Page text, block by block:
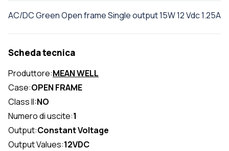
AC/DC Green Open frame Single output 15W 12 Vdc 1.25A
Scheda tecnica
Produttore:MEAN WELL
Case:OPEN FRAME
Class II:NO
Numero di uscite:1
Output:Constant Voltage
Output Values:12VDC